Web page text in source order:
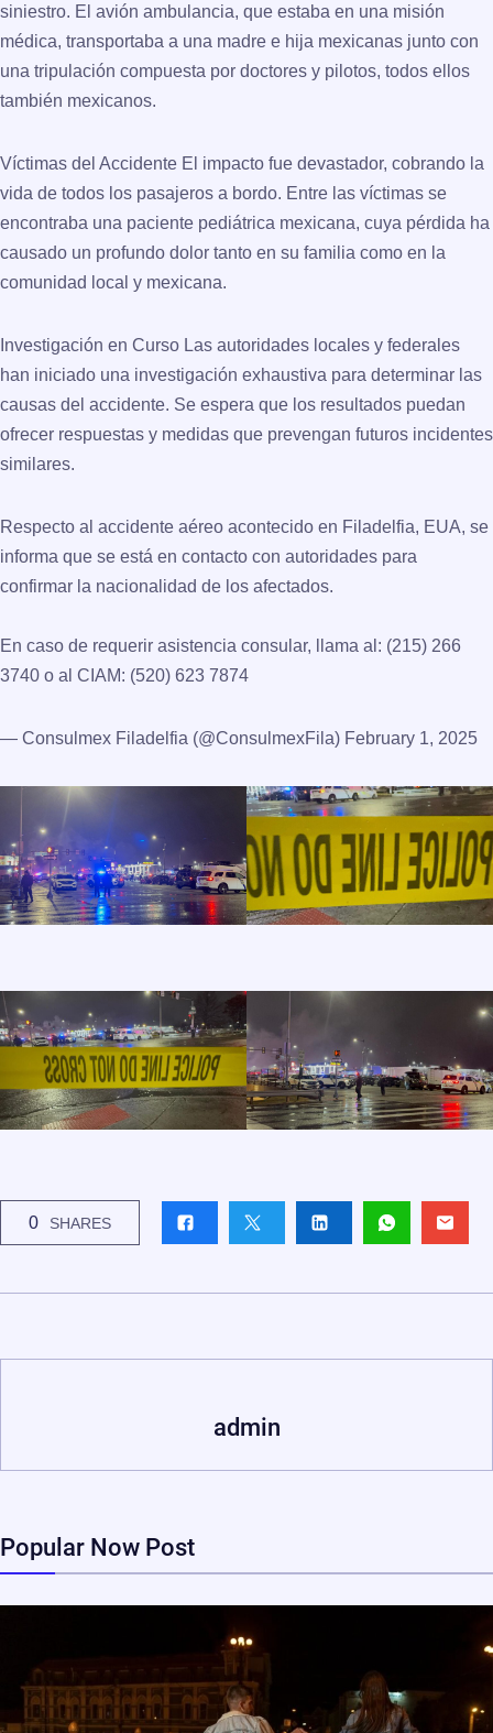
siniestro. El avión ambulancia, que estaba en una misión
médica, transportaba a una madre e hija mexicanas junto con
una tripulación compuesta por doctores y pilotos, todos ellos
también mexicanos.
Víctimas del Accidente El impacto fue devastador, cobrando la
vida de todos los pasajeros a bordo. Entre las víctimas se
encontraba una paciente pediátrica mexicana, cuya pérdida ha
causado un profundo dolor tanto en su familia como en la
comunidad local y mexicana.
Investigación en Curso Las autoridades locales y federales
han iniciado una investigación exhaustiva para determinar las
causas del accidente. Se espera que los resultados puedan
ofrecer respuestas y medidas que prevengan futuros incidentes
similares.
Respecto al accidente aéreo acontecido en Filadelfia, EUA, se
informa que se está en contacto con autoridades para
confirmar la nacionalidad de los afectados.
En caso de requerir asistencia consular, llama al: (215) 266
3740 o al CIAM: (520) 623 7874
— Consulmex Filadelfia (@ConsulmexFila) February 1, 2025
0 SHARES
admin
Popular Now Post